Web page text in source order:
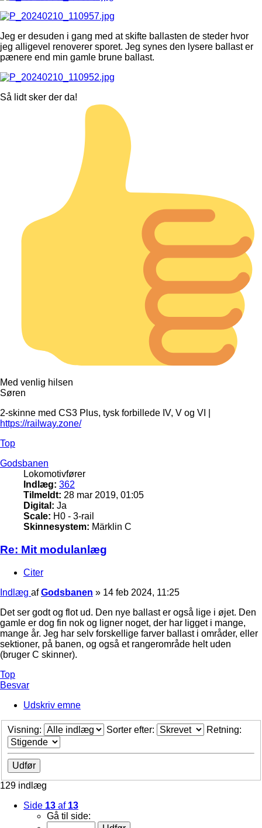
Jeg er desuden i gang med at skifte ballasten de steder hvor
jeg alligevel renoverer sporet. Jeg synes den lysere ballast er
pænere end min gamle brune ballast.
Så lidt sker der da!
Med venlig hilsen
Søren
2-skinne med CS3 Plus, tysk forbillede IV, V og VI |
https://railway.zone/
Top
Godsbanen
Lokomotivfører
Indlæg: 362
Tilmeldt: 28 mar 2019, 01:05
Digital: Ja
Scale: H0 - 3-rail
Skinnesystem: Märklin C
Re: Mit modulanlæg
Citer
Indlæg afGodsbanen » 14 feb 2024, 11:25
Det ser godt og flot ud. Den nye ballast er også lige i øjet. Den
gamle er dog fin nok og ligner noget, der har ligget i mange,
mange år. Jeg har selv forskellige farver ballast i områder, eller
sektioner, på banen, og også et rangerområde helt uden
(bruger C skinner).
Top
Besvar
Udskriv emne
Visning: Sorter efter: Retning:
129 indlæg
Side 13 af 13
Gå til side: